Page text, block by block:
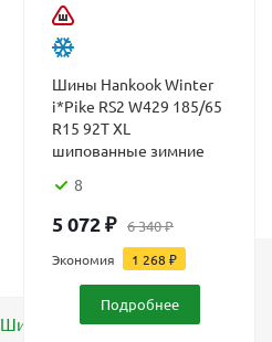
Шины Hankook Winter
i*Pike RS2 W429 185/65
R15 92T XL
шипованные зимние
8
5 072 ₽ 6 340₽
Экономия 1 268 ₽
Подробнее
Шины